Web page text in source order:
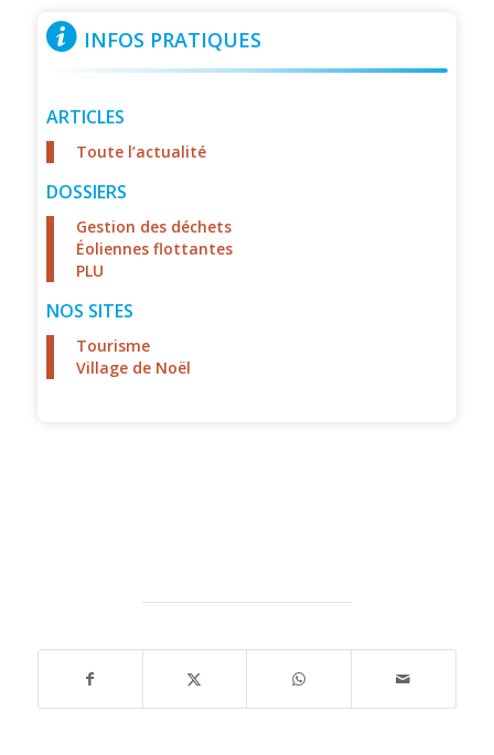
INFOS PRATIQUES
ARTICLES
Toute l’actualité
DOSSIERS
Gestion des déchets
Éoliennes flottantes
PLU
NOS SITES
Tourisme
Village de Noël